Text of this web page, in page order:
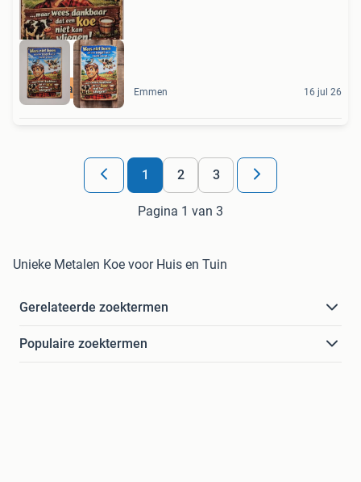
Ruim aanbod Emmen 16 jul 26
1 2 3
Pagina 1 van 3
Unieke Metalen Koe voor Huis en Tuin
Gerelateerde zoektermen
Populaire zoektermen